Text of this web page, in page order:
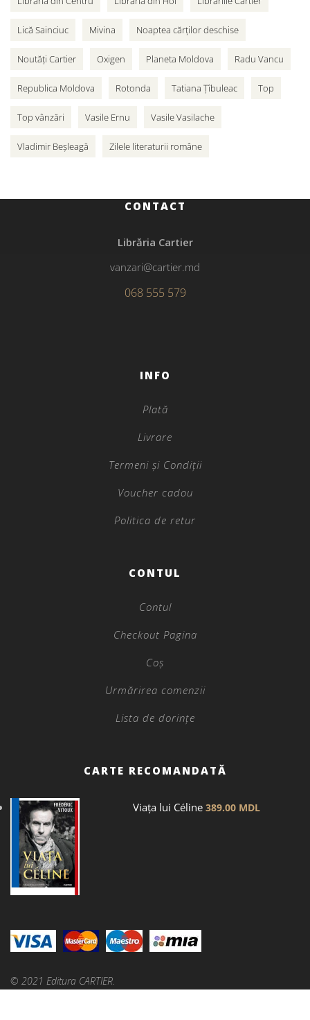
Lică Sainciuc Mivina Noaptea cărților deschise
Noutăți Cartier Oxigen Planeta Moldova Radu Vancu
Republica Moldova Rotonda Tatiana Țîbuleac Top
Top vânzări Vasile Ernu Vasile Vasilache
Vladimir Beșleagă Zilele literaturii române
CONTACT
Librăria Cartier
vanzari@cartier.md
068 555 579
INFO
Plată
Livrare
Termeni și Condiții
Voucher cadou
Politica de retur
CONTUL
Contul
Checkout Pagina
Coș
Urmărirea comenzii
Lista de dorințe
CARTE RECOMANDATĂ
Viața lui Céline 389.00 MDL
© 2021 Editura CARTIER.